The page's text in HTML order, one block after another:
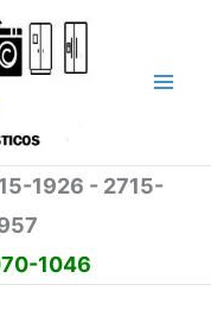
1926 - 2715-
1046